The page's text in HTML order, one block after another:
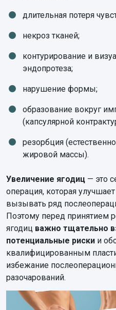
длительная потеря
некроз тканей;
контурирование и
эндопротеза;
нарушение формы;
образование вокруг
(капсулярной
резорбция
жировой массы).
Увеличение ягодиц — это
операция, которая
вызывать ряд
Поэтому перед принятием
ягодиц важно тщательно
потенциальные риски и
квалифицированным
избежание
разочарований.